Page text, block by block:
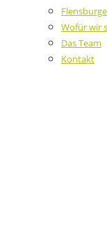
Wofür wir
Das Team
Kontakt